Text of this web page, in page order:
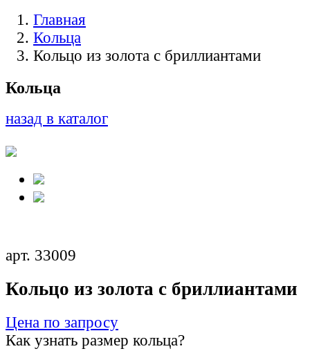
Главная
Кольца
Кольцо из золота с бриллиантами
Кольца
назад в каталог
арт. 33009
Кольцо из золота с бриллиантами
Цена по запросу
Как узнать размер кольца?